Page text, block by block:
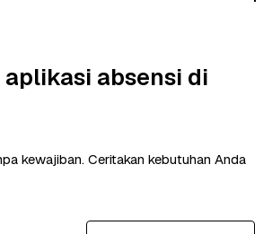
absensi di
kewajiban. Ceritakan kebutuhan Anda